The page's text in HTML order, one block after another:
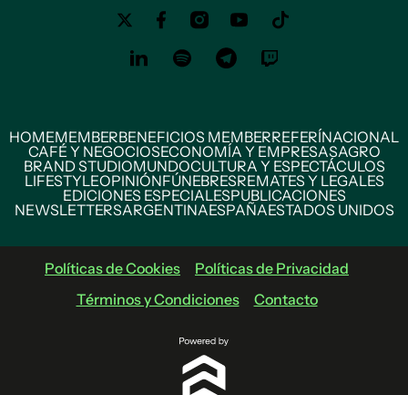
HOMEMEMBERBENEFICIOS MEMBERREFERÍNACIONAL
CAFÉ Y NEGOCIOSECONOMÍA Y EMPRESASAGRO
BRAND STUDIOMUNDOCULTURA Y ESPECTÁCULOS
LIFESTYLEOPINIÓNFÚNEBRESREMATES Y LEGALES
EDICIONES ESPECIALESPUBLICACIONES
NEWSLETTERSARGENTINAESPAÑAESTADOS UNIDOS
Políticas de Cookies
Políticas de Privacidad
Términos y Condiciones
Contacto